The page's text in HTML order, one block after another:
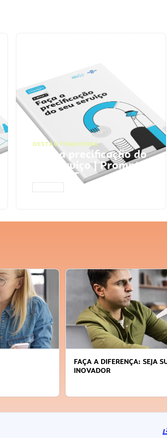
GESTÃO FINANCEIRA
Faça a precificação do
seu serviço | Prompts
ChatGPT
FAÇA A DIFERENÇA: SEJA
INOVADOR